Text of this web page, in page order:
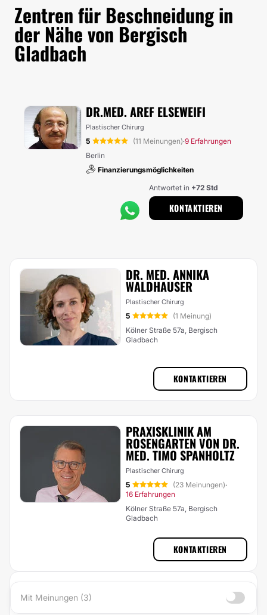
Zentren für Beschneidung in
der Nähe von Bergisch
Gladbach
DR.MED. AREF ELSEWEIFI
Plastischer Chirurg
5 (11 Meinungen)·9 Erfahrungen
Berlin
Finanzierungsmöglichkeiten
Antwortet in +72 Std
KONTAKTIEREN
DR. MED. ANNIKA
WALDHAUSER
Plastischer Chirurg
5
(1 Meinung)
Kölner Straße 57a, Bergisch
Gladbach
KONTAKTIEREN
PRAXISKLINIK AM
ROSENGARTEN VON DR.
MED. TIMO SPANHOLTZ
Plastischer Chirurg
5 (23 Meinungen)·
16 Erfahrungen
Kölner Straße 57a, Bergisch
Gladbach
KONTAKTIEREN
Mit Meinungen (3)